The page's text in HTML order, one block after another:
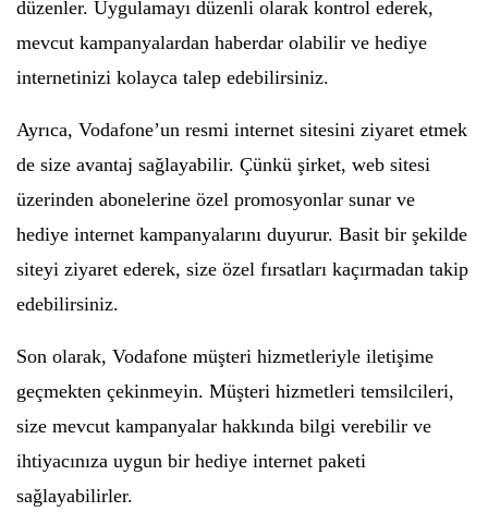
düzenler. Uygulamayı düzenli olarak kontrol ederek,
mevcut kampanyalardan haberdar olabilir ve hediye
internetinizi kolayca talep edebilirsiniz.
Ayrıca, Vodafone’un resmi internet sitesini ziyaret etmek
de size avantaj sağlayabilir. Çünkü şirket, web sitesi
üzerinden abonelerine özel promosyonlar sunar ve
hediye internet kampanyalarını duyurur. Basit bir şekilde
siteyi ziyaret ederek, size özel fırsatları kaçırmadan takip
edebilirsiniz.
Son olarak, Vodafone müşteri hizmetleriyle iletişime
geçmekten çekinmeyin. Müşteri hizmetleri temsilcileri,
size mevcut kampanyalar hakkında bilgi verebilir ve
ihtiyacınıza uygun bir hediye internet paketi
sağlayabilirler.